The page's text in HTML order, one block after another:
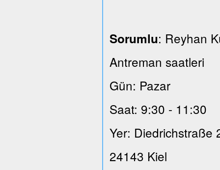
Sorumlu: Reyhan
Antreman saatleri
Gün: Pazar
Saat: 9:30 - 11:30
Yer: Diedrichstraße
24143 Kiel